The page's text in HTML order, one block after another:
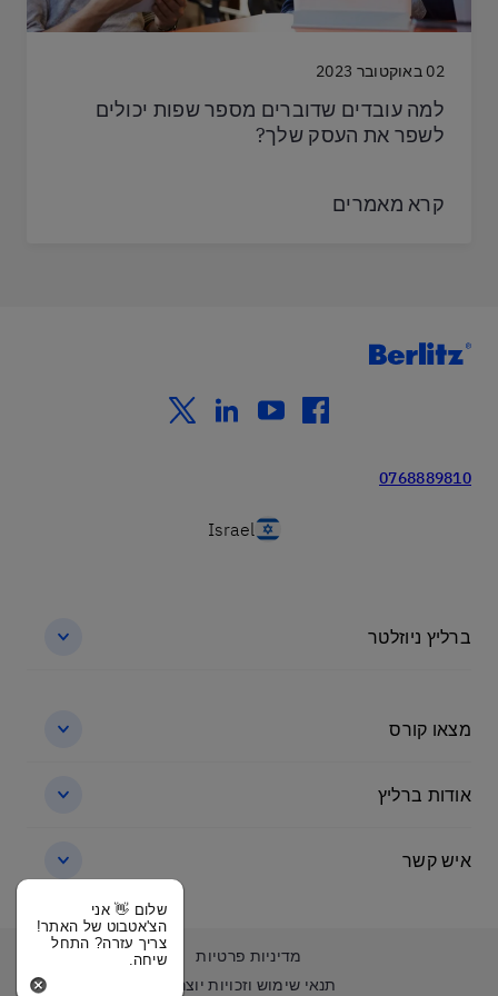
02 באוקטובר 2023
למה עובדים שדוברים מספר שפות יכולים
לשפר את העסק שלך?
קרא מאמרים
facebook
youtube
linkedin
twitter
0768889810
Israel
ברליץ ניוזלטר
מצאו קורס
אודות ברליץ
איש קשר
מדיניות פרטיות
תנאי שימוש וזכויות יוצרים
שלום 👋 אני
הצ'אטבוט של האתר!
צריך עזרה? התחל
שיחה.